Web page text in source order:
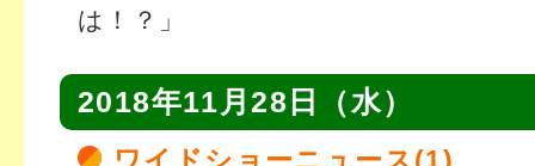
は！？」
2018年11月28日（水）